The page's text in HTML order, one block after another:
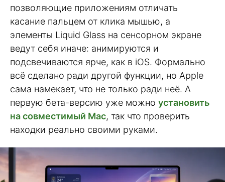
позволяющие приложениям отличать
касание пальцем от клика мышью, а
элементы Liquid Glass на сенсорном экране
ведут себя иначе: анимируются и
подсвечиваются ярче, как в iOS. Формально
всё сделано ради другой функции, но Apple
сама намекает, что не только ради неё. А
первую бета-версию уже можно установить
на совместимый Mac, так что проверить
находки реально своими руками.